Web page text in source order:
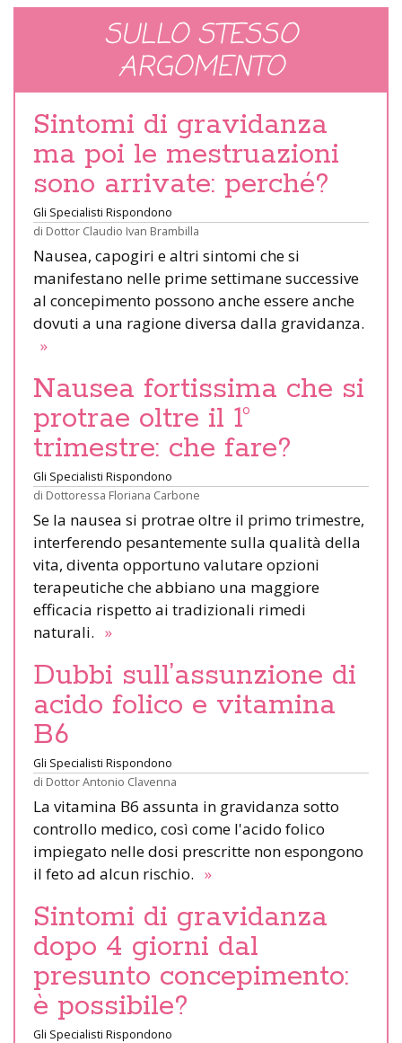
SULLO STESSO
ARGOMENTO
Sintomi di gravidanza
ma poi le mestruazioni
sono arrivate: perché?
Gli Specialisti Rispondono
di Dottor Claudio Ivan Brambilla
Nausea, capogiri e altri sintomi che si
manifestano nelle prime settimane successive
al concepimento possono anche essere anche
dovuti a una ragione diversa dalla gravidanza.
»
Nausea fortissima che si
protrae oltre il 1°
trimestre: che fare?
Gli Specialisti Rispondono
di Dottoressa Floriana Carbone
Se la nausea si protrae oltre il primo trimestre,
interferendo pesantemente sulla qualità della
vita, diventa opportuno valutare opzioni
terapeutiche che abbiano una maggiore
efficacia rispetto ai tradizionali rimedi
naturali. »
Dubbi sull’assunzione di
acido folico e vitamina
B6
Gli Specialisti Rispondono
di Dottor Antonio Clavenna
La vitamina B6 assunta in gravidanza sotto
controllo medico, così come l'acido folico
impiegato nelle dosi prescritte non espongono
il feto ad alcun rischio. »
Sintomi di gravidanza
dopo 4 giorni dal
presunto concepimento:
è possibile?
Gli Specialisti Rispondono